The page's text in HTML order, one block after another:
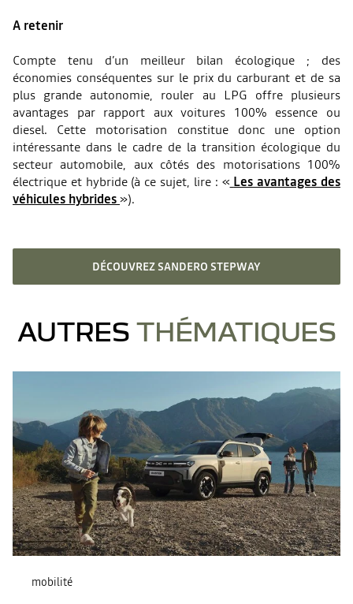
A retenir
Compte tenu d’un meilleur bilan écologique ; des
économies conséquentes sur le prix du carburant et de sa
plus grande autonomie, rouler au LPG offre plusieurs
avantages par rapport aux voitures 100% essence ou
diesel. Cette motorisation constitue donc une option
intéressante dans le cadre de la transition écologique du
secteur automobile, aux côtés des motorisations 100%
électrique et hybride (à ce sujet, lire : « Les avantages des
véhicules hybrides»).
DÉCOUVREZ SANDERO STEPWAY
AUTRES THÉMATIQUES
mobilité